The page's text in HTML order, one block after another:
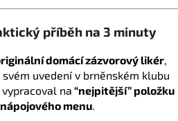
příběh na 3 minuty
domácí zázvorový likér
uvedení v brněnském klubu
na “nejpitější” položku
menu